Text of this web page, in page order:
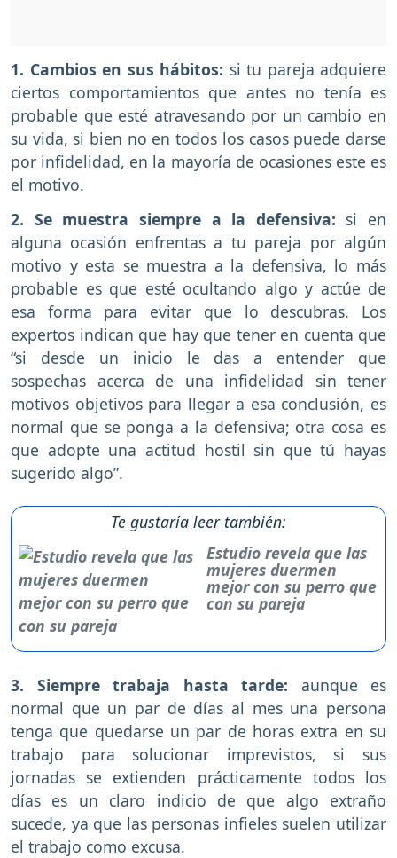
1. Cambios en sus hábitos: si tu pareja adquiere
ciertos comportamientos que antes no tenía es
probable que esté atravesando por un cambio en
su vida, si bien no en todos los casos puede darse
por infidelidad, en la mayoría de ocasiones este es
el motivo.
2. Se muestra siempre a la defensiva: si en
alguna ocasión enfrentas a tu pareja por algún
motivo y esta se muestra a la defensiva, lo más
probable es que esté ocultando algo y actúe de
esa forma para evitar que lo descubras. Los
expertos indican que hay que tener en cuenta que
“si desde un inicio le das a entender que
sospechas acerca de una infidelidad sin tener
motivos objetivos para llegar a esa conclusión, es
normal que se ponga a la defensiva; otra cosa es
que adopte una actitud hostil sin que tú hayas
sugerido algo”.
Te gustaría leer también:
Estudio revela que las
mujeres duermen
mejor con su perro que
con su pareja
3. Siempre trabaja hasta tarde: aunque es
normal que un par de días al mes una persona
tenga que quedarse un par de horas extra en su
trabajo para solucionar imprevistos, si sus
jornadas se extienden prácticamente todos los
días es un claro indicio de que algo extraño
sucede, ya que las personas infieles suelen utilizar
el trabajo como excusa.